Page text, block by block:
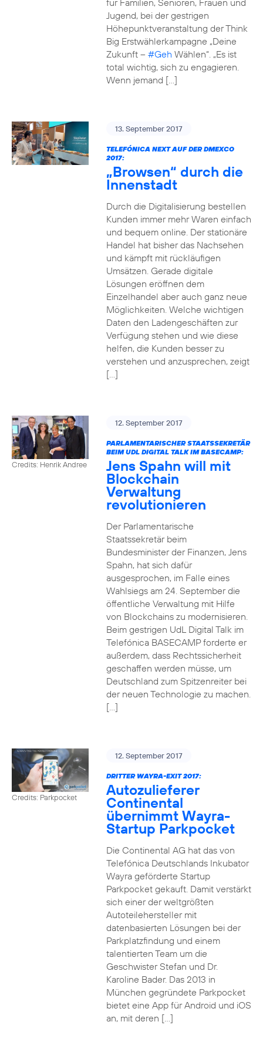
für Familien, Senioren, Frauen und
Jugend, bei der gestrigen
Höhepunktveranstaltung der Think
Big Erstwählerkampagne „Deine
Zukunft – #Geh Wählen“. „Es ist
total wichtig, sich zu engagieren.
Wenn jemand […]
13. September 2017
TELEFÓNICA NEXT AUF DER DMEXCO
2017:
„Browsen“ durch die
Innenstadt
Durch die Digitalisierung bestellen
Kunden immer mehr Waren einfach
und bequem online. Der stationäre
Handel hat bisher das Nachsehen
und kämpft mit rückläufigen
Umsätzen. Gerade digitale
Lösungen eröffnen dem
Einzelhandel aber auch ganz neue
Möglichkeiten. Welche wichtigen
Daten den Ladengeschäften zur
Verfügung stehen und wie diese
helfen, die Kunden besser zu
verstehen und anzusprechen, zeigt
[…]
Credits: Henrik Andree
12. September 2017
PARLAMENTARISCHER STAATSSEKRETÄR
BEIM UDL DIGITAL TALK IM BASECAMP:
Jens Spahn will mit
Blockchain
Verwaltung
revolutionieren
Der Parlamentarische
Staatssekretär beim
Bundesminister der Finanzen, Jens
Spahn, hat sich dafür
ausgesprochen, im Falle eines
Wahlsiegs am 24. September die
öffentliche Verwaltung mit Hilfe
von Blockchains zu modernisieren.
Beim gestrigen UdL Digital Talk im
Telefónica BASECAMP forderte er
außerdem, dass Rechtssicherheit
geschaffen werden müsse, um
Deutschland zum Spitzenreiter bei
der neuen Technologie zu machen.
[…]
Credits: Parkpocket
12. September 2017
DRITTER WAYRA-EXIT 2017:
Autozulieferer
Continental
übernimmt Wayra-
Startup Parkpocket
Die Continental AG hat das von
Telefónica Deutschlands Inkubator
Wayra geförderte Startup
Parkpocket gekauft. Damit verstärkt
sich einer der weltgrößten
Autoteilehersteller mit
datenbasierten Lösungen bei der
Parkplatzfindung und einem
talentierten Team um die
Geschwister Stefan und Dr.
Karoline Bader. Das 2013 in
München gegründete Parkpocket
bietet eine App für Android und iOS
an, mit deren […]